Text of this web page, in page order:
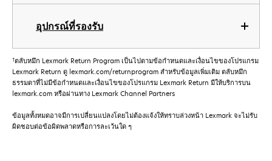
อุปกรณ์ที่รองรับ
†ตลับหมึก Lexmark Return Program เป็นไปตามข้อกําหนดและเงื่อนไขของโปรแกรม
Lexmark Return ดู lexmark.com/returnprogram สําหรับข้อมูลเพิ่มเติม ตลับหมึก
ธรรมดาที่ไม่มีข้อกําหนดและเงื่อนไขของโปรแกรม Lexmark Return มีให้บริการบน
lexmark.com หรือผ่านทาง Lexmark Channel Partners
ข้อมูลทั้งหมดอาจมีการเปลี่ยนแปลงโดยไม่ต้องแจ้งให้ทราบล่วงหน้า Lexmark จะไม่รับ
ผิดชอบต่อข้อผิดพลาดหรือการละเว้นใด ๆ